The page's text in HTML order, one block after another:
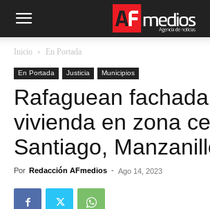
Inicio En Portada
En Portada Justicia Municipios
Rafaguean
vivienda en zona
Santiago,
Por Redacción AFmedios - Ago 14, 2023